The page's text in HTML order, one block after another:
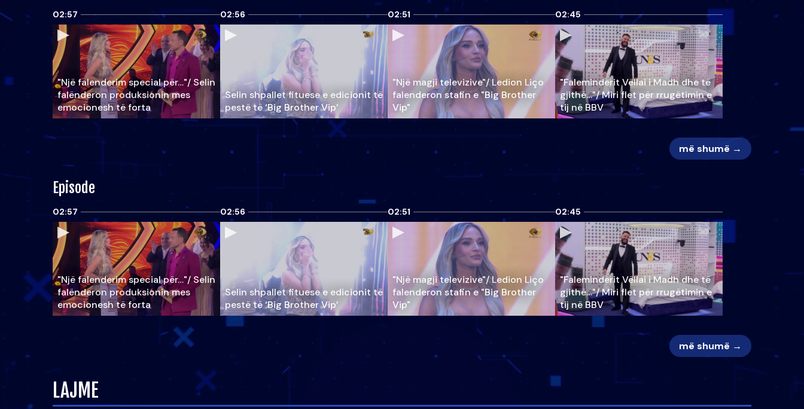
02:57
"Një falenderim special për…"/ Selin
falënderon produksionin mes
emocionesh të forta
02:56
Selin shpallet fituese e edicionit të
pestë të ‘Big Brother Vip’
02:51
"Një magji televizive"/ Ledion Liço
falenderon stafin e "Big Brother
Vip"
02:45
"Faleminderit Vëllai i Madh dhe të
gjithë…"/ Miri flet për rrugëtimin e
tij në BBV
më shumë →
Episode
02:57
"Një falenderim special për…"/ Selin
falënderon produksionin mes
emocionesh të forta
02:56
Selin shpallet fituese e edicionit të
pestë të ‘Big Brother Vip’
02:51
"Një magji televizive"/ Ledion Liço
falenderon stafin e "Big Brother
Vip"
02:45
"Faleminderit Vëllai i Madh dhe të
gjithë…"/ Miri flet për rrugëtimin e
tij në BBV
më shumë →
LAJME